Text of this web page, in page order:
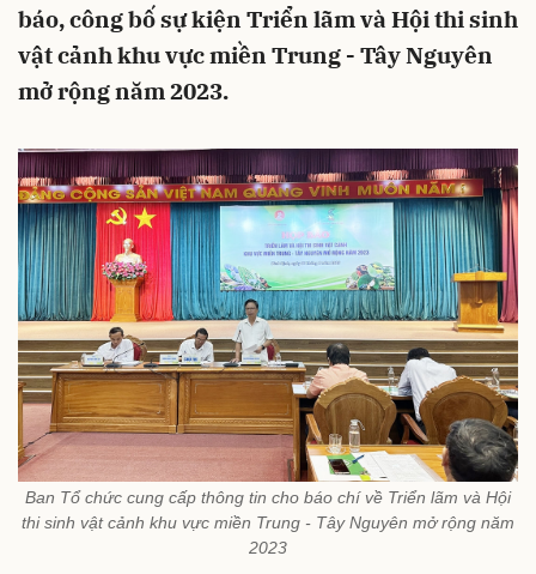
báo, công bố sự kiện Triển lãm và Hội thi sinh
vật cảnh khu vực miền Trung - Tây Nguyên
mở rộng năm 2023.
Ban Tổ chức cung cấp thông tin cho báo chí về Triển lãm và Hội
thi sinh vật cảnh khu vực miền Trung - Tây Nguyên mở rộng năm
2023